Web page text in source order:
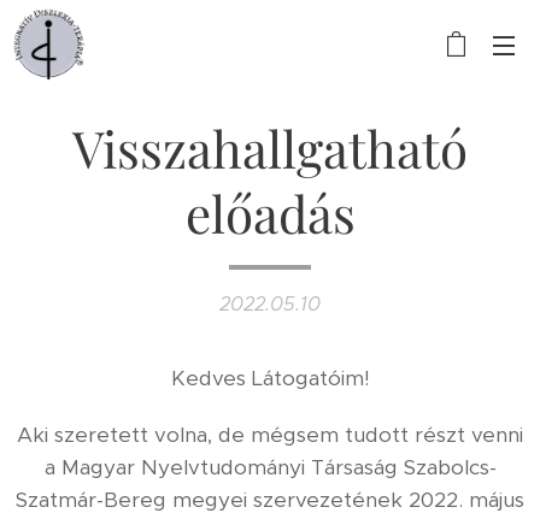
Visszahallgatható
előadás
2022.05.10
Kedves Látogatóim!
Aki szeretett volna, de mégsem tudott részt venni
a Magyar Nyelvtudományi Társaság Szabolcs-
Szatmár-Bereg megyei szervezetének 2022. május